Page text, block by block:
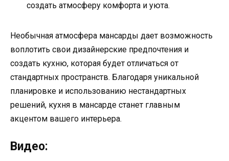
создать атмосферу комфорта и уюта.
Необычная атмосфера мансарды дает возможность
воплотить свои дизайнерские предпочтения и
создать кухню, которая будет отличаться от
стандартных пространств. Благодаря уникальной
планировке и использованию нестандартных
решений, кухня в мансарде станет главным
акцентом вашего интерьера.
Видео: